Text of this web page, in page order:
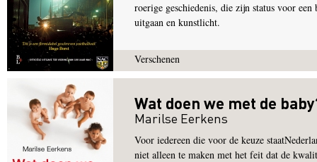
roerige geschiedenis, die zijn status voor
uitgaan en kunstlicht.
Verschenen
Wat doen we met de
Marilse Eerkens
Voor iedereen die voor de keuze
niet alleen te maken met het feit dat de